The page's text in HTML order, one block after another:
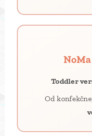
Toddler
📐 Od